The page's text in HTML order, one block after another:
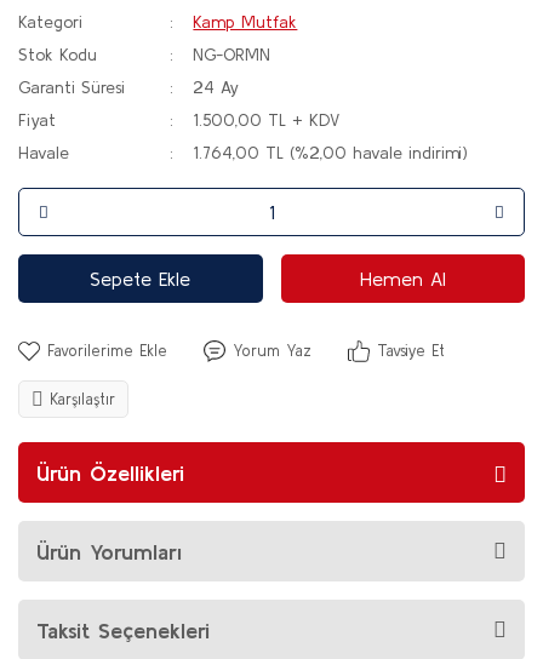
Kategori
Kamp Mutfak
Stok Kodu
NG-ORMN
Garanti Süresi
24 Ay
Fiyat
1.500,00 TL + KDV
Havale
1.764,00 TL (%2,00 havale indirimi)
Sepete Ekle Hemen Al
Yorum Yaz Tavsiye Et
Karşılaştır
Ürün Özellikleri
Ürün Yorumları
Taksit Seçenekleri